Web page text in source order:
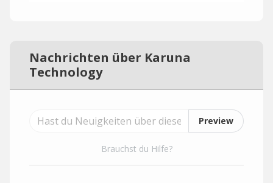
Nachrichten über Karuna
Technology
Preview
Brauchst du Hilfe?